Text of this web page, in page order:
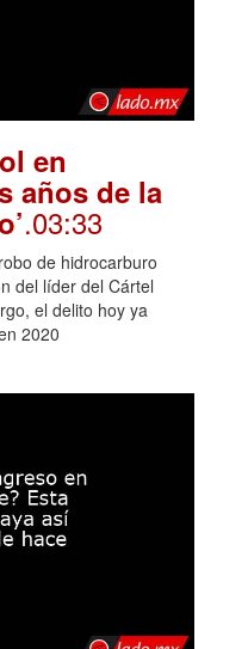
en
años de la
.03:33
de hidrocarburo
del líder del Cártel
el delito hoy ya
2020